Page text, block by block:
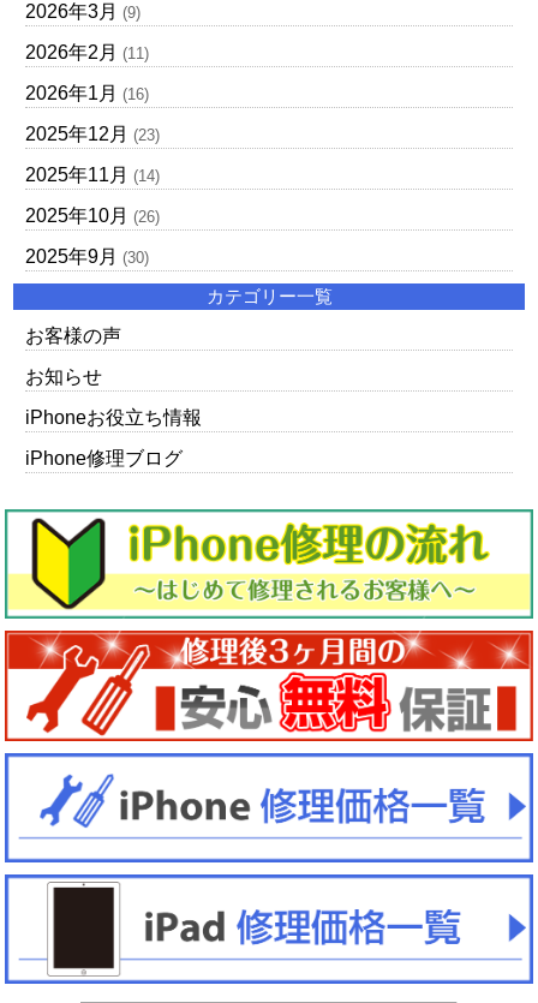
2026年3月 (9)
2026年2月 (11)
2026年1月 (16)
2025年12月 (23)
2025年11月 (14)
2025年10月 (26)
2025年9月 (30)
カテゴリー一覧
お客様の声
お知らせ
iPhoneお役立ち情報
iPhone修理ブログ